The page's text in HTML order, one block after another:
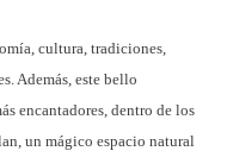
cultura, tradiciones,
Además, este bello
encantadores, dentro de los
un mágico espacio natural